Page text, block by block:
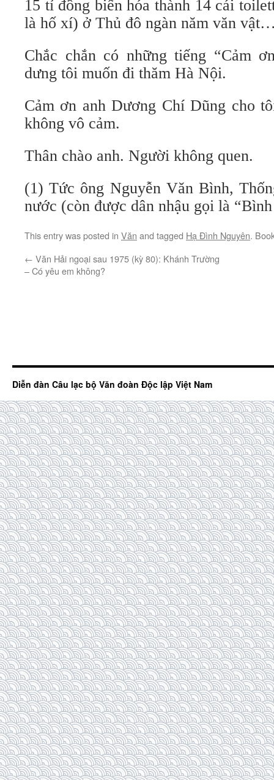
15 tỉ đồng biến hóa thành 14 cái
là hố xí) ở Thủ đô ngàn năm văn
Chắc chắn có những tiếng “Cảm
dưng tôi muốn đi thăm Hà Nội.
Cảm ơn anh Dương Chí Dũng cho
không vô cảm.
Thân chào anh. Người không quen.
(1) Tức ông Nguyễn Văn Bình,
nước (còn được dân nhậu gọi là
This entry was posted in Văn and tagged Hạ Đình Nguyên.
← Văn Hải ngoại sau 1975 (kỳ 80): Khánh Trường
– Có yêu em không?
Diễn đàn Câu lạc bộ Văn đoàn Độc lập Việt Nam